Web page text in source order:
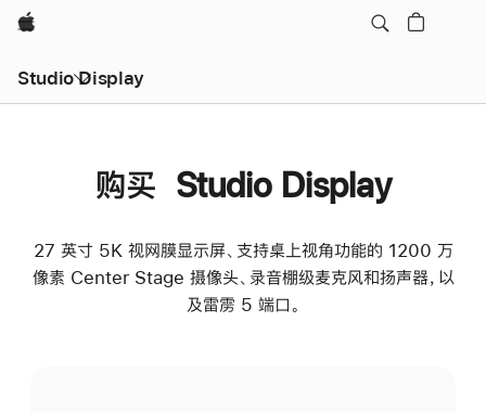
Apple
Studio Display
购买 Studio Display
27 英寸 5K 视网膜显示屏、支持桌上视角功能的 1200 万
像素 Center Stage 摄像头、录音棚级麦克风和扬声器，以
及雷雳 5 端口。